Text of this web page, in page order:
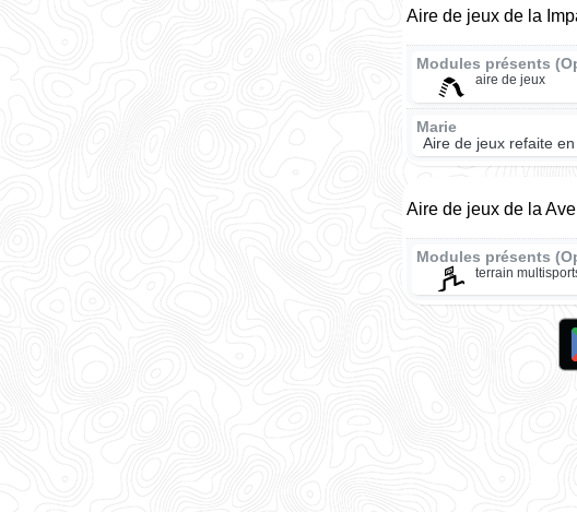
Aire de jeux de la
Modules présents
aire de jeux
Marie
Aire de jeux refaite
Aire de jeux de la
Modules présents
terrain